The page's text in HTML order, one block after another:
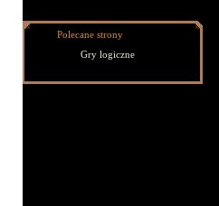
Polecane strony
Gry logiczne